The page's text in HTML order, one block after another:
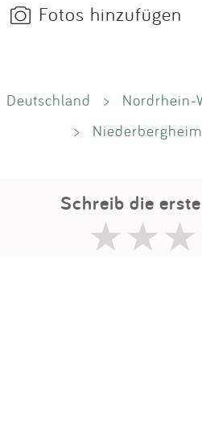
Fotos hinzufügen
Deutschland > Nordrhein-
>
Niederbergheim
Schreib die